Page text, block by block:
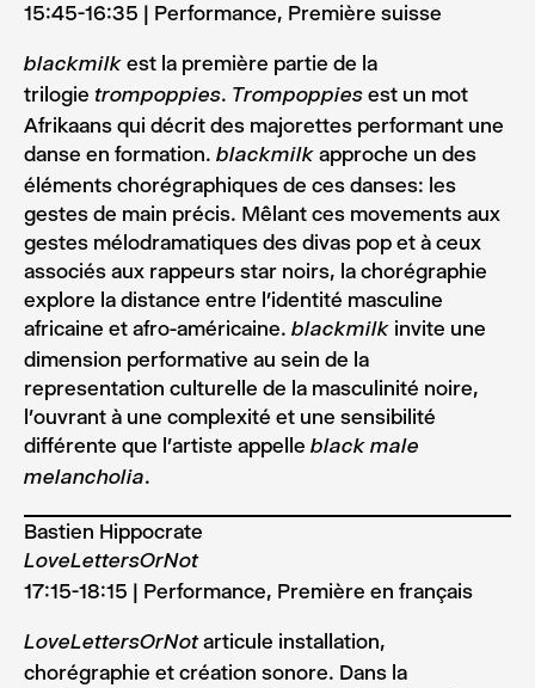
15:45-16:35 | Performance, Première suisse
blackmilk est la première partie de la
trilogie trompoppies. Trompoppies est un mot
Afrikaans qui décrit des majorettes performant une
danse en formation. blackmilk approche un des
éléments chorégraphiques de ces danses: les
gestes de main précis. Mêlant ces movements aux
gestes mélodramatiques des divas pop et à ceux
associés aux rappeurs star noirs, la chorégraphie
explore la distance entre l’identité masculine
africaine et afro-américaine. blackmilk invite une
dimension performative au sein de la
representation culturelle de la masculinité noire,
l’ouvrant à une complexité et une sensibilité
différente que l’artiste appelle black male
melancholia.
Bastien Hippocrate
LoveLettersOrNot
17:15-18:15 | Performance, Première en français
LoveLettersOrNotarticule installation,
chorégraphie et création sonore. Dans la